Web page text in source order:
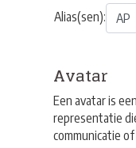
Alias(sen):
Avatar
Een avatar is
representatie
communicatie